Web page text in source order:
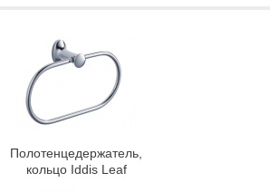
Полотенцедержатель,
кольцо Iddis Leaf